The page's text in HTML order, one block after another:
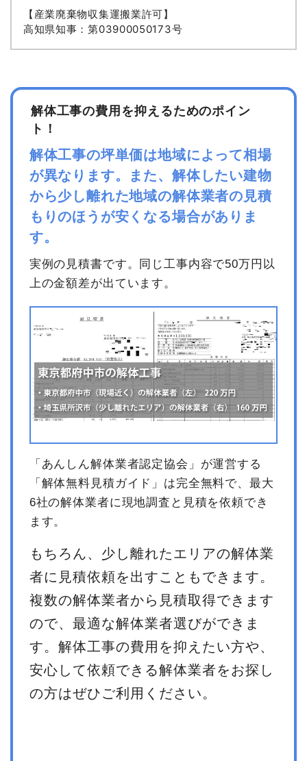
【産業廃棄物収集運搬業許可】
高知県知事：第03900050173号
解体工事の費用を抑えるためのポイン
ト！
解体工事の坪単価は地域によって相場
が異なります。また、解体したい建物
から少し離れた地域の解体業者の見積
もりのほうが安くなる場合がありま
す。
実例の見積書です。同じ工事内容で50万円以
上の金額差が出ています。
「あんしん解体業者認定協会」が運営する
「解体無料見積ガイド」は完全無料で、最大
6社の解体業者に現地調査と見積を依頼でき
ます。
もちろん、少し離れたエリアの解体業
者に見積依頼を出すこともできます。
複数の解体業者から見積取得できます
ので、最適な解体業者選びができま
す。解体工事の費用を抑えたい方や、
安心して依頼できる解体業者をお探し
の方はぜひご利用ください。